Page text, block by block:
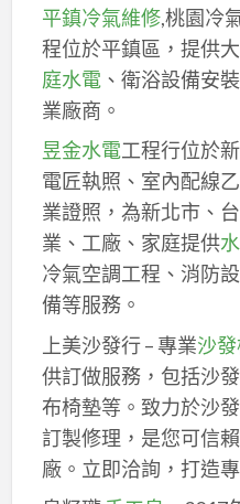
平鎮冷氣維修,桃園冷
程位於平鎮區，提供
庭水電、衛浴設備安
業廠商。
昱金水電工程行位於
電匠執照、室內配線
業證照，為新北市、
業、工廠、家庭提供
冷氣空調工程、消防
備等服務。
上美沙發行 – 專業沙
供訂做服務，包括沙
布椅墊等。致力於沙
訂製修理，是您可信
廠。立即洽詢，打造